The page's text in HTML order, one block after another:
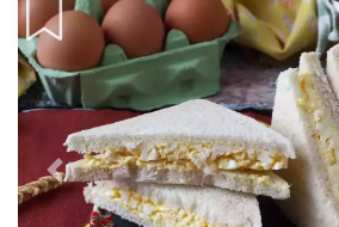
Önceki